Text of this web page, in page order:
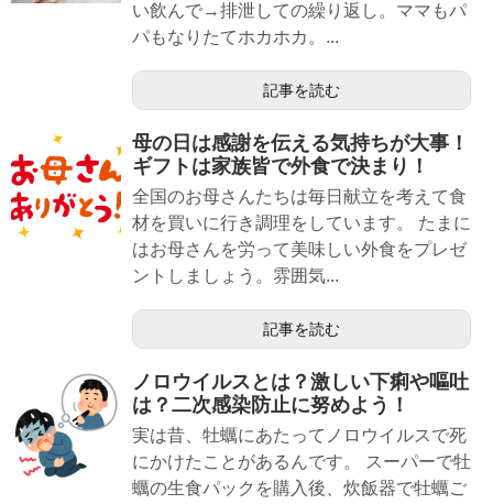
い飲んで→排泄しての繰り返し。ママもパ
パもなりたてホカホカ。...
記事を読む
母の日は感謝を伝える気持ちが大事！
ギフトは家族皆で外食で決まり！
全国のお母さんたちは毎日献立を考えて食
材を買いに行き調理をしています。 たまに
はお母さんを労って美味しい外食をプレゼ
ントしましょう。雰囲気...
記事を読む
ノロウイルスとは？激しい下痢や嘔吐
は？二次感染防止に努めよう！
実は昔、牡蠣にあたってノロウイルスで死
にかけたことがあるんです。 スーパーで牡
蠣の生食パックを購入後、炊飯器で牡蠣ご